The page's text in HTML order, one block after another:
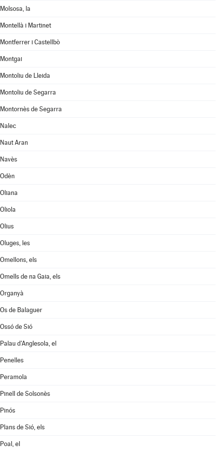
Molsosa, la
Montellà i Martinet
Montferrer i Castellbò
Montgai
Montoliu de Lleida
Montoliu de Segarra
Montornès de Segarra
Nalec
Naut Aran
Navès
Odèn
Oliana
Oliola
Olius
Oluges, les
Omellons, els
Omells de na Gaia, els
Organyà
Os de Balaguer
Ossó de Sió
Palau d'Anglesola, el
Penelles
Peramola
Pinell de Solsonès
Pinós
Plans de Sió, els
Poal, el